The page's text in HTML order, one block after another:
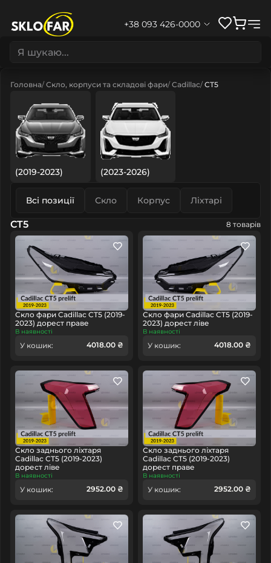
+38 093 426-0000
Головна Скло, корпуси та складові фари Cadillac CT5
(2019-2023) (2023-2026)
Всі позиції Скло Корпус Ліхтарі
CT5 8 товарів
Скло фари Cadillac CT5 (2019-
2023) дорест праве
В наявності
У кошик: 4018.00 ₴
Скло фари Cadillac CT5 (2019-
2023) дорест ліве
В наявності
У кошик: 4018.00 ₴
Скло заднього ліхтаря
Cadillac CT5 (2019-2023)
дорест ліве
В наявності
У кошик: 2952.00 ₴
Скло заднього ліхтаря
Cadillac CT5 (2019-2023)
дорест праве
В наявності
У кошик: 2952.00 ₴